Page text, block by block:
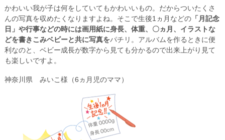
かわいい我が子は何をしていてもかわいいもの。だからついたくさ
んの写真を収めたくなりますよね。そこで生後1ヵ月などの「月記念
日」や行事などの時には画用紙に身長、体重、〇ヵ月、イラストな
どを書きこみベビーと共に写真をパチリ。アルバムを作るときに便
利なのと、ベビー成長が数字から見ても分かるので出来上がり見て
も楽しいですよ。
神奈川県 みいこ様（6ヵ月児のママ）